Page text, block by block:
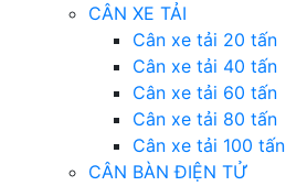
CÂN XE TẢI
Cân xe tải 20 tấn
Cân xe tải 40 tấn
Cân xe tải 60 tấn
Cân xe tải 80 tấn
Cân xe tải 100 tấn
CÂN BÀN ĐIỆN TỬ